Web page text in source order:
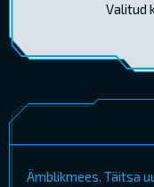
Valitud
Ämblikmees. Täitsa